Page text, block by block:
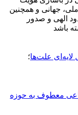
جهانی و همچنین
الهی و صدور
باشد
لایه‌ای علت‌ها؛
معطوف به حوزه